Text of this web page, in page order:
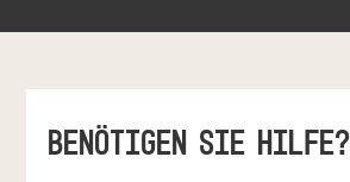
BENÖTIGEN SIE HILFE?